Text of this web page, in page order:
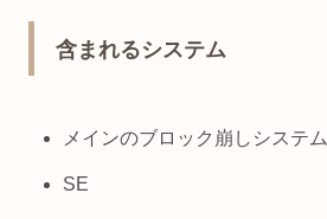
含まれるシステム
メインのブロック崩しシステム
SE